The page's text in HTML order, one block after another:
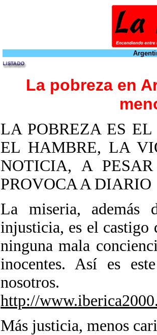
La pobreza en
LA POBREZA ES EL
EL HAMBRE, LA
NOTICIA, A
PROVOCA A DIARIO
La miseria, además
injusticia, es el castigo
ninguna mala
inocentes. Así es
nosotros.
http://
Más justicia, menos